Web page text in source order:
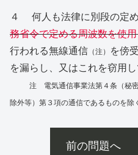
４ 何人も法律に別段の定め
務省令で定める周波数を使
行われる無線通信 （注）
を傍
を漏らし、又はこれを窃用し
注 電気通信事業法第４条（秘
除外等）第３項の通信であるものを除
前の問題へ